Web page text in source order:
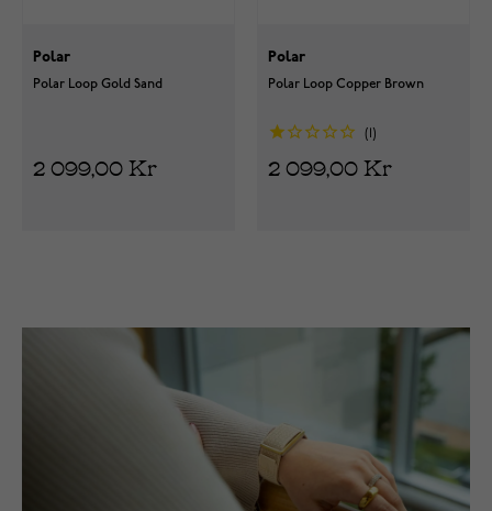
Polar
Polar Loop Gold Sand
2 099,00 Kr
Polar
Polar Loop Copper Brown
2 099,00 Kr